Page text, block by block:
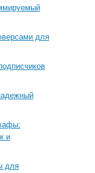
для
и
для